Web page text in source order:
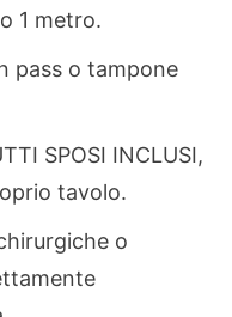
1 metro.
pass o tampone
SPOSI INCLUSI,
tavolo.
o